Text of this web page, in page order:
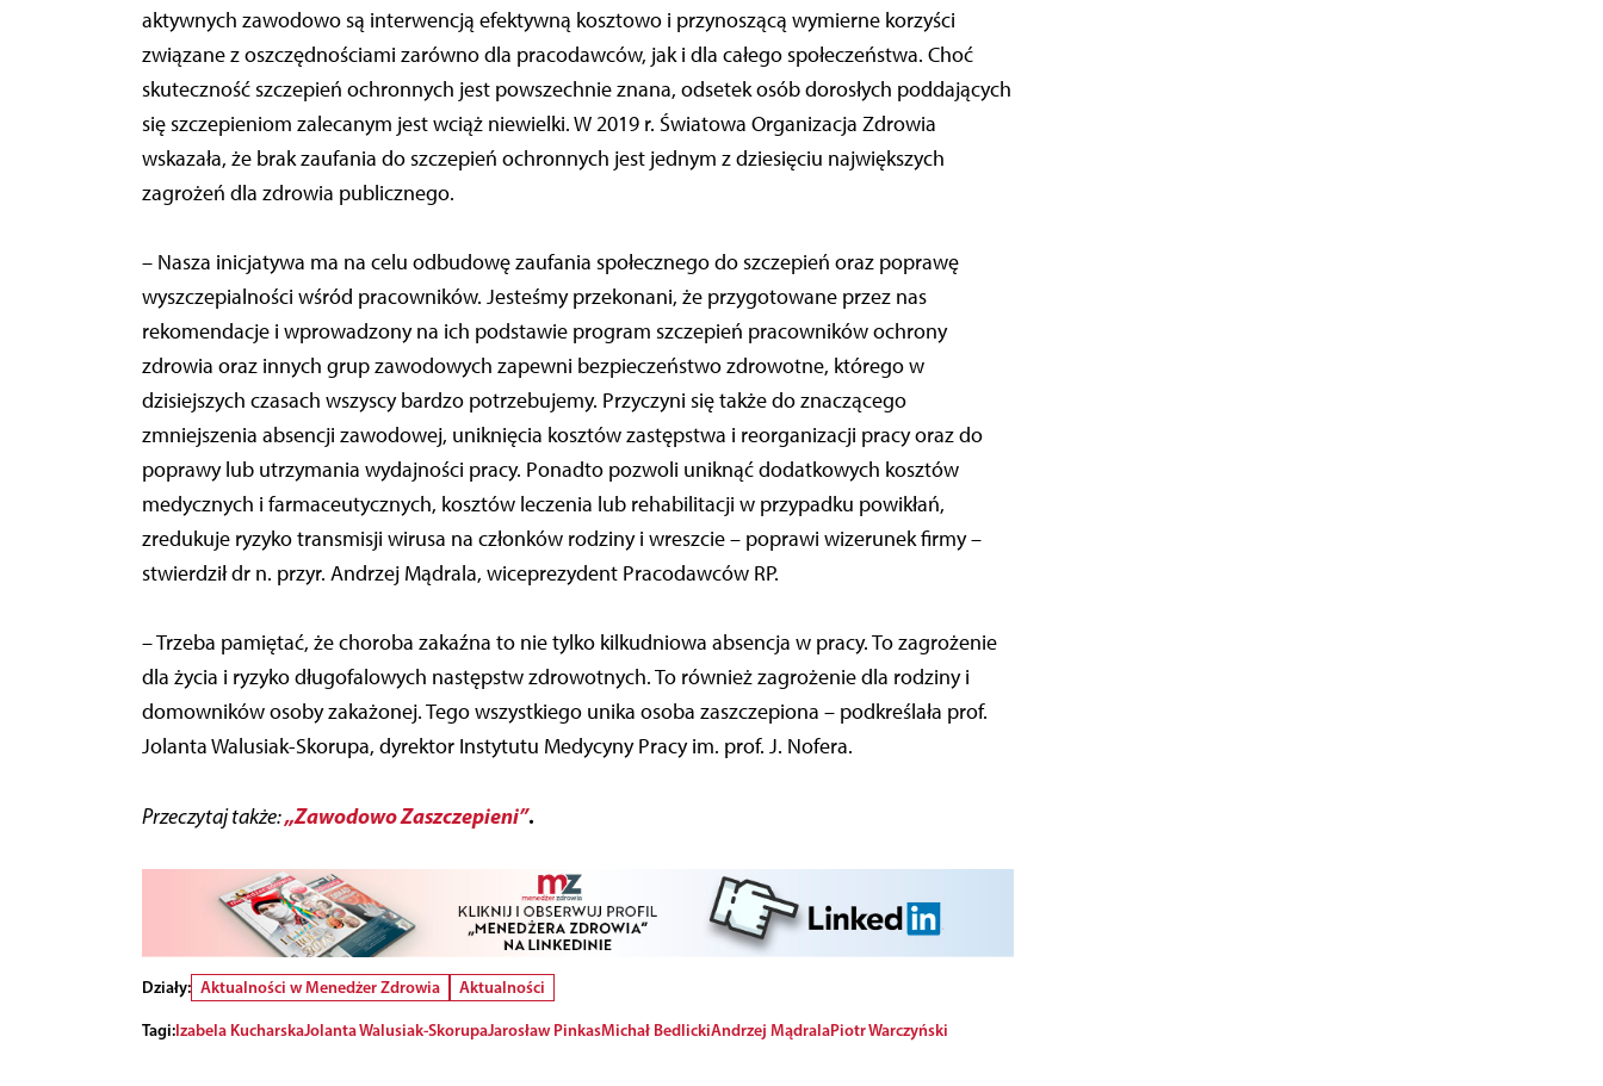
aktywnych zawodowo są interwencją efektywną kosztowo i przynoszącą wymierne korzyści
związane z oszczędnościami zarówno dla pracodawców, jak i dla całego społeczeństwa. Choć
skuteczność szczepień ochronnych jest powszechnie znana, odsetek osób dorosłych poddających
się szczepieniom zalecanym jest wciąż niewielki. W 2019 r. Światowa Organizacja Zdrowia
wskazała, że brak zaufania do szczepień ochronnych jest jednym z dziesięciu największych
zagrożeń dla zdrowia publicznego.
– Nasza inicjatywa ma na celu odbudowę zaufania społecznego do szczepień oraz poprawę
wyszczepialności wśród pracowników. Jesteśmy przekonani, że przygotowane przez nas
rekomendacje i wprowadzony na ich podstawie program szczepień pracowników ochrony
zdrowia oraz innych grup zawodowych zapewni bezpieczeństwo zdrowotne, którego w
dzisiejszych czasach wszyscy bardzo potrzebujemy. Przyczyni się także do znaczącego
zmniejszenia absencji zawodowej, uniknięcia kosztów zastępstwa i reorganizacji pracy oraz do
poprawy lub utrzymania wydajności pracy. Ponadto pozwoli uniknąć dodatkowych kosztów
medycznych i farmaceutycznych, kosztów leczenia lub rehabilitacji w przypadku powikłań,
zredukuje ryzyko transmisji wirusa na członków rodziny i wreszcie – poprawi wizerunek firmy –
stwierdził dr n. przyr. Andrzej Mądrala, wiceprezydent Pracodawców RP.
– Trzeba pamiętać, że choroba zakaźna to nie tylko kilkudniowa absencja w pracy. To zagrożenie
dla życia i ryzyko długofalowych następstw zdrowotnych. To również zagrożenie dla rodziny i
domowników osoby zakażonej. Tego wszystkiego unika osoba zaszczepiona – podkreślała prof.
Jolanta Walusiak-Skorupa, dyrektor Instytutu Medycyny Pracy im. prof. J. Nofera.
Przeczytaj także:„Zawodowo Zaszczepieni”.
Działy: Aktualności w Menedżer Zdrowia
Aktualności
Tagi:Izabela KucharskaJolanta Walusiak-SkorupaJarosław PinkasMichał BedlickiAndrzej MądralaPiotr Warczyński